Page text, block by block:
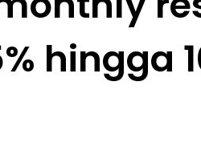
hingga